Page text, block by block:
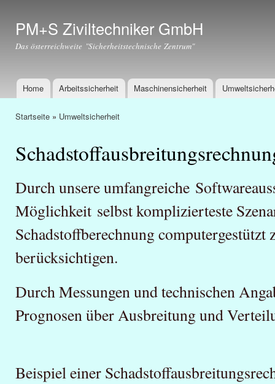
PM+S Ziviltechniker GmbH
Das österreichweite "Sicherheitstechnische Zentrum"
Hauptmenü
Home Arbeitssicherheit Maschinensicherheit
Startseite » Umweltsicherheit
Durch unsere umfangreiche
Möglichkeit selbst komplizierteste
Schadstoffberechnung computergestützt
berücksichtigen.
Durch Messungen und technischen
Prognosen über Ausbreitung und
Beispiel einer